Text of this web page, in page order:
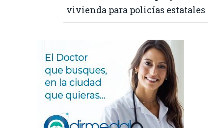
vivienda para policías estatales